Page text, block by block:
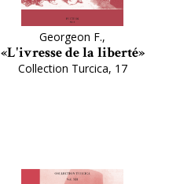
Georgeon F.,
«L'ivresse de la liberté»
Collection Turcica, 17